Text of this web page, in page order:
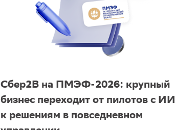
Сбер2B на ПМЭФ-2026: крупный
бизнес переходит от пилотов с ИИ
к решениям в повседневном